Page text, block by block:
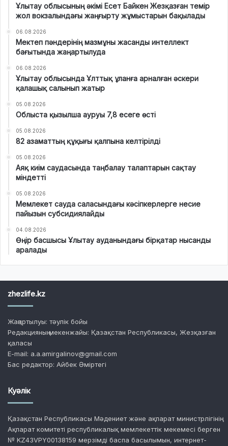
Ұлытау облысының әкімі Есет Байкен Жезқазған темір
жол вокзалындағы жаңғырту жұмыстарын бақылады
06.08.2026
Мектеп пәндерінің мазмұны жасанды интеллект
бағытында жаңартылуда
06.08.2026
Ұлытау облысында Ұлттық ұланға арналған әскери
қалашық салынып жатыр
05.08.2026
Облыста қызылша ауруы 7,8 есеге өсті
05.08.2026
82 азаматтың құқығы қалпына келтірілді
05.08.2026
Аяқ киім саудасында таңбалау талаптарын сақтау
міндетті
05.08.2026
Мемлекет сауда саласындағы кәсіпкерлерге несие
пайызын субсидиялайды
04.08.2026
Өңір басшысы Ұлытау ауданындағы бірқатар нысанды
аралады
zhezlife.kz
Жаңартылуы: тәулік бойы
Редакцияның мекенжайы: Қазақстан Республикасы, Жезқазған
қаласы
E-mail: a.a.amirgalinov@gmail.com
Бас редактор: Айбек Әміртегі
Куәлік
Қазақстан Республикасы Мәдениет және ақпарат министрлігінің
Ақпарат комитеті республикалық мемлекеттік мекемесі берген
№ KZ43VPY00138159 мерзімді баспа басылымын, интернет-